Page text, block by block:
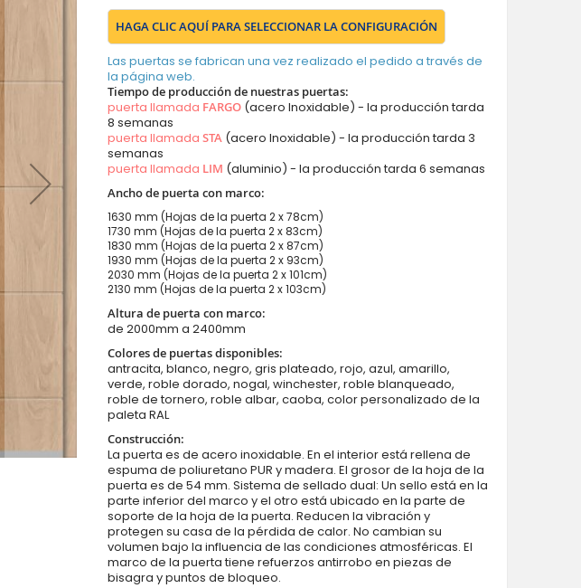
Fargo 26 C double - puerta francesa double de
HAGA CLIC AQUÍ PARA SELECCIONAR LA CONFIGURACIÓN
Las puertas se fabrican una vez realizado el pedido a través de
la página web.
Tiempo de producción de nuestras puertas:
puerta llamada FARGO (acero Inoxidable) - la producción tarda
8 semanas
puerta llamadaSTA (acero Inoxidable) - la producción tarda 3
semanas
puerta llamada LIM (aluminio) - la producción tarda 6 semanas
Ancho de puerta con marco:
1630 mm (Hojas de la puerta 2 x 78cm)
1730 mm (Hojas de la puerta 2 x 83cm)
1830 mm (Hojas de la puerta 2 x 87cm)
1930 mm (Hojas de la puerta 2 x 93cm)
2030 mm (Hojas de la puerta 2 x 101cm)
2130 mm (Hojas de la puerta 2 x 103cm)
Altura de puerta con marco:
de 2000mm a 2400mm
Colores de puertas disponibles:
antracita, blanco, negro, gris plateado, rojo, azul, amarillo,
verde, roble dorado, nogal, winchester, roble blanqueado,
roble de tornero, roble albar, caoba, color personalizado de la
paleta RAL
Construcción:
La puerta es de acero inoxidable. En el interior está rellena de
espuma de poliuretano PUR y madera. El grosor de la hoja de la
puerta es de 54 mm. Sistema de sellado dual: Un sello está en la
parte inferior del marco y el otro está ubicado en la parte de
soporte de la hoja de la puerta. Reducen la vibración y
protegen su casa de la pérdida de calor. No cambian su
volumen bajo la influencia de las condiciones atmosféricas. El
marco de la puerta tiene refuerzos antirrobo en piezas de
bisagra y puntos de bloqueo.